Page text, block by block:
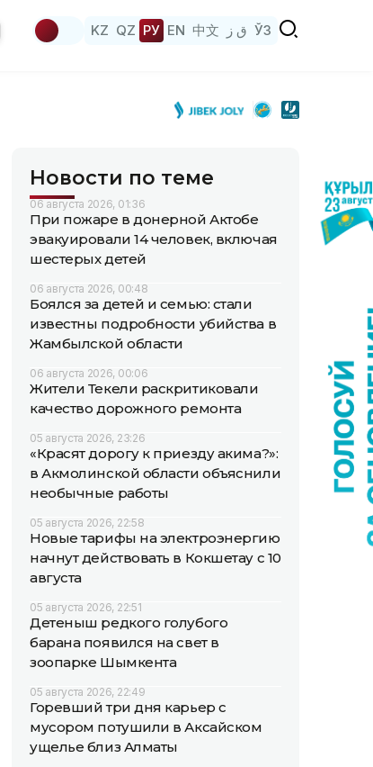
KZ QZ РУ EN 中文 ق ز ЎЗ
Новости по теме
06 августа 2026, 01:36
При пожаре в донерной Актобе
эвакуировали 14 человек, включая
шестерых детей
06 августа 2026, 00:48
Боялся за детей и семью: стали
известны подробности убийства в
Жамбылской области
06 августа 2026, 00:06
Жители Текели раскритиковали
качество дорожного ремонта
05 августа 2026, 23:26
«Красят дорогу к приезду акима?»:
в Акмолинской области объяснили
необычные работы
05 августа 2026, 22:58
Новые тарифы на электроэнергию
начнут действовать в Кокшетау с 10
августа
05 августа 2026, 22:51
Детеныш редкого голубого
барана появился на свет в
зоопарке Шымкента
05 августа 2026, 22:49
Горевший три дня карьер с
мусором потушили в Аксайском
ущелье близ Алматы